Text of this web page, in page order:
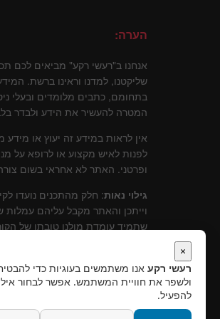
הערה:
אנחנו ב"רעשי רקע" מביאים לכם
שליקטנו, למדנו וראינו ברשת.
בתחומם, כתבים מלומדים ובעלי
המטרה להעשיר את הידע ולבדר
אין לראות במידע זה יעוץ או מידע
לפנות לאיש מקצוע או לרופא על
ופרטני. האתר לא אחראי בשום
גילוי נאות: חלק מהתכנים נועדו
וייתכן והאתר מקבל עליהם עמלות
שתמיד עומדת מולנו טובתו של
שירותים ומוצרים שלדעתינו
×
רעשי רקע אנו משתמשים בעוגיות כדי
ולשפר את חוויית המשתמש. אפשר לבחור אילו
להפעיל.